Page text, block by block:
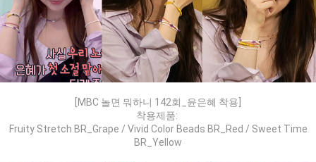
[MBC 놀면 뭐하니 142회_윤은혜 착용]
착용제품:
Fruity Stretch BR_Grape / Vivid Color Beads BR_Red / Sweet Time
BR_Yellow